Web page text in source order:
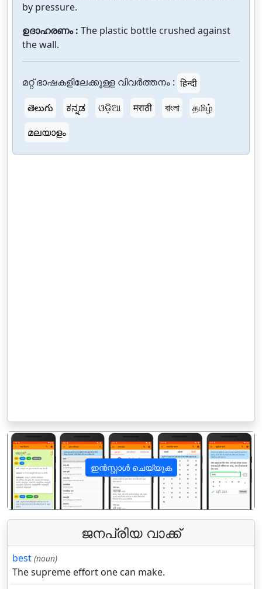
by pressure.
ഉദാഹരണം : The plastic bottle crushed against
the wall.
മറ്റ് ഭാഷകളിലേക്കുള്ള വിവർത്തനം : हिन्दी
తెలుగు
ಕನ್ನಡ ଓଡ଼ିଆ मराठी বাংলা
தமிழ்
മലയാളം
ഇൻസ്റ്റാൾ ചെയ്യുക
पिछला अगला
ജനപ്രിയ വാക്ക്
best (noun)
The supreme effort one can make.